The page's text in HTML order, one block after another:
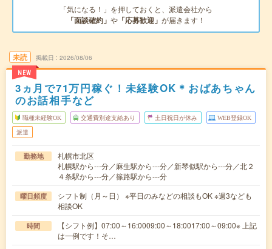
「気になる！」を押しておくと、派遣会社から
「面談確約」 や 「応募歓迎」 が届きます！
未読
NEW
掲載日 2026/08/06
3ヵ月で71万円稼ぐ！未経験OK＊おばあちゃん
のお話相手など
職種未経験OK 交通費別途支給あり 土日祝日が休み WEB登録OK
派遣
勤務地
札幌市北区
札幌駅から---分／麻生駅から---分／新琴似駅から---分／北２
４条駅から---分／篠路駅から---分
曜日頻度
シフト制（月～日） ※平日のみなどの相談もOK ※週3なども
相談OK
時間
【シフト例】07:00～16:0009:00～18:0017:00～09:00※ 上記
は一例です！そ…